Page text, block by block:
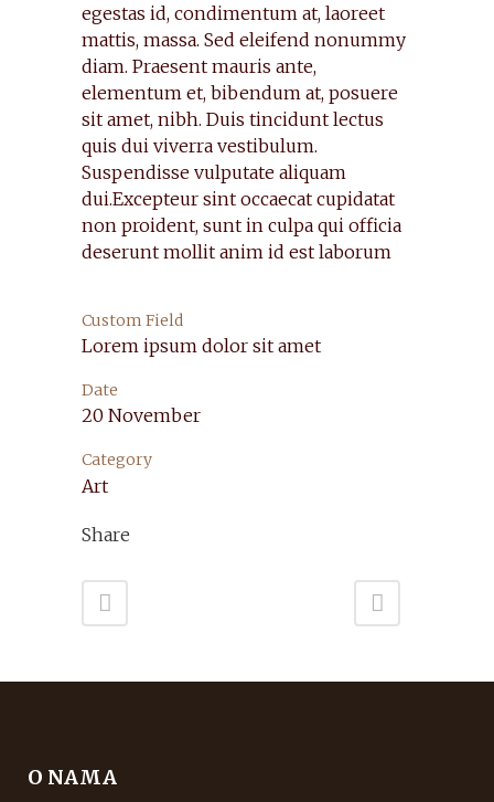
egestas id, condimentum at, laoreet
mattis, massa. Sed eleifend nonummy
diam. Praesent mauris ante,
elementum et, bibendum at, posuere
sit amet, nibh. Duis tincidunt lectus
quis dui viverra vestibulum.
Suspendisse vulputate aliquam
dui.Excepteur sint occaecat cupidatat
non proident, sunt in culpa qui officia
deserunt mollit anim id est laborum
Custom Field
Lorem ipsum dolor sit amet
Date
20 November
Category
Art
Share
O NAMA